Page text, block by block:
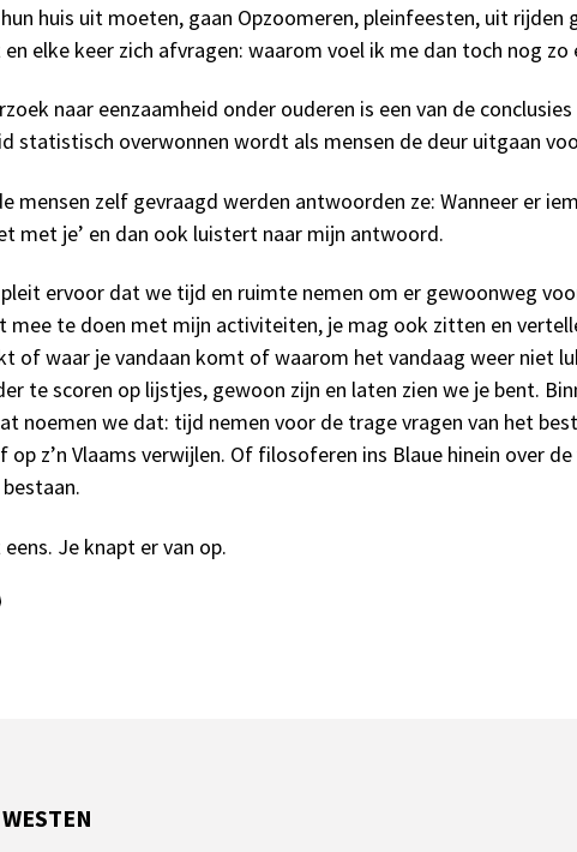
huis uit moeten, gaan Opzoomeren, pleinfeesten, uit rijden
elke keer zich afvragen: waarom voel ik me dan toch nog zo
naar eenzaamheid onder ouderen is een van de
statistisch overwonnen wordt als mensen de deur uitgaan
mensen zelf gevraagd werden antwoorden ze: Wanneer er
met je’ en dan ook luistert naar mijn antwoord.
pleit ervoor dat we tijd en ruimte nemen om er gewoonweg
mee te doen met mijn activiteiten, je mag ook zitten en
of waar je vandaan komt of waarom het vandaag weer niet
te scoren op lijstjes, gewoon zijn en laten zien we je bent.
noemen we dat: tijd nemen voor de trage vragen van het
op z’n Vlaams verwijlen. Of filosoferen ins Blaue hinein over
Je knapt er van op.